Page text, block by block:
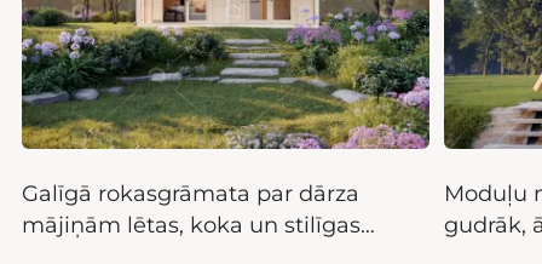
Galīgā rokasgrāmata par dārza
mājiņām lētas, koka un stilīgas
Moduļu
gudrāk,